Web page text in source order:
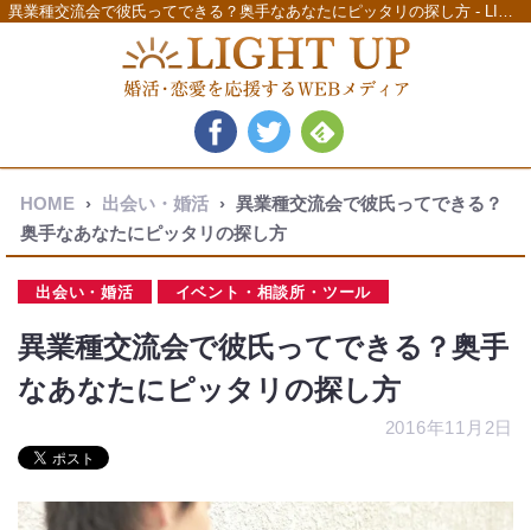
異業種交流会で彼氏ってできる？奥手なあなたにピッタリの探し方 - LIGHT UP（ライトアップ）
HOME › 出会い・婚活 › 異業種交流会で彼氏ってできる？
奥手なあなたにピッタリの探し方
出会い・婚活 イベント・相談所・ツール
異業種交流会で彼氏ってできる？奥手
なあなたにピッタリの探し方
2016年11月2日